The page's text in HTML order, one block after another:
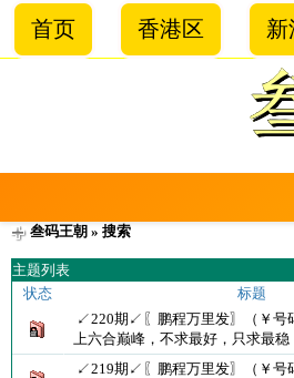
首页 香港区 新
叁码王朝 » 搜索
主题列表
状态
标题
↙220期↙〖鹏程万里发〗（￥号
上六合巅峰，不求最好，只求最稳
↙219期↙〖鹏程万里发〗（￥号